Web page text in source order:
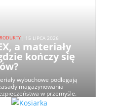
| 15 LIPCA 2026
a materiały
kończy się
wybuchowe podlegają
magazynowania
w przemyśle.